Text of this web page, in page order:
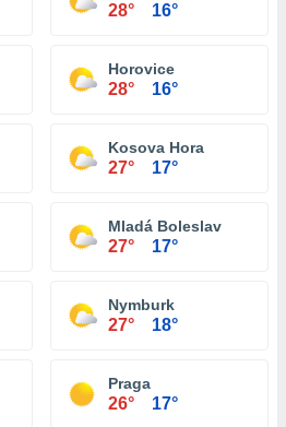
28° 16°
Horovice
28° 16°
Kosova Hora
27° 17°
Mladá Boleslav
27° 17°
Nymburk
27° 18°
Praga
26° 17°